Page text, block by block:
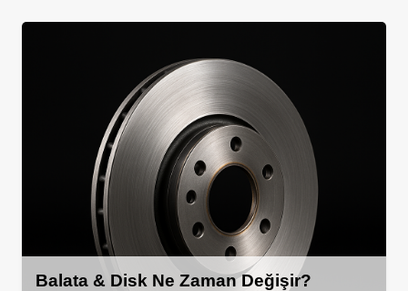
Balata & Disk Ne Zaman Değişir?